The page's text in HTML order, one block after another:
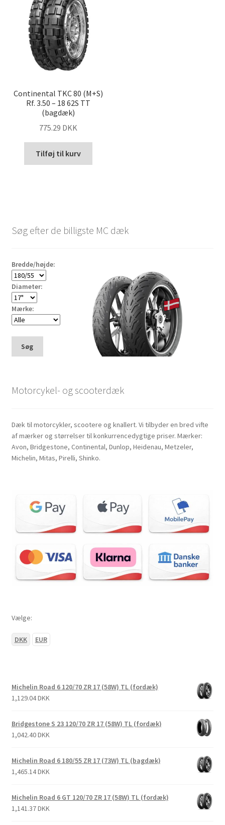
Continental TKC 80 (M+S)
Rf. 3.50 – 18 62S TT
(bagdæk)
775.29 DKK
Tilføj til kurv
Søg efter de billigste MC dæk
Bredde/højde:
Diameter:
Mærke:
Søg
Motorcykel- og scooterdæk
Dæk til motorcykler, scootere og knallert. Vi tilbyder en bred vifte
af mærker og størrelser til konkurrencedygtige priser. Mærker:
Avon, Bridgestone, Continental, Dunlop, Heidenau, Metzeler,
Michelin, Mitas, Pirelli, Shinko.
Vælge:
DKK EUR
Michelin Road 6 120/70 ZR 17 (58W) TL (fordæk)
1,129.04 DKK
Bridgestone S 23 120/70 ZR 17 (58W) TL (fordæk)
1,042.40 DKK
Michelin Road 6 180/55 ZR 17 (73W) TL (bagdæk)
1,465.14 DKK
Michelin Road 6 GT 120/70 ZR 17 (58W) TL (fordæk)
1,141.37 DKK